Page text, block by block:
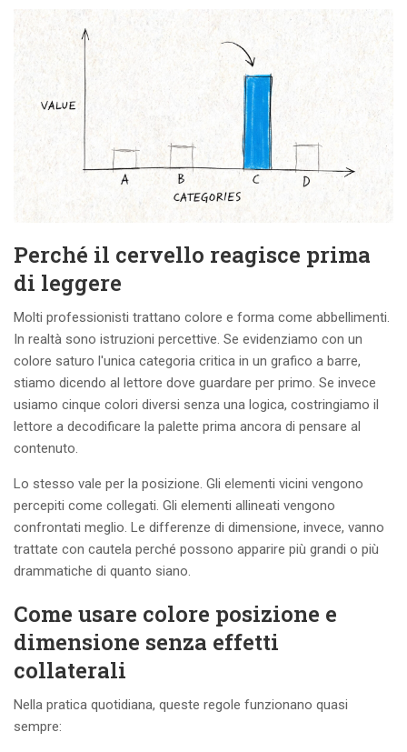
Perché il cervello reagisce prima
di leggere
Molti professionisti trattano colore e forma come abbellimenti.
In realtà sono istruzioni percettive. Se evidenziamo con un
colore saturo l'unica categoria critica in un grafico a barre,
stiamo dicendo al lettore dove guardare per primo. Se invece
usiamo cinque colori diversi senza una logica, costringiamo il
lettore a decodificare la palette prima ancora di pensare al
contenuto.
Lo stesso vale per la posizione. Gli elementi vicini vengono
percepiti come collegati. Gli elementi allineati vengono
confrontati meglio. Le differenze di dimensione, invece, vanno
trattate con cautela perché possono apparire più grandi o più
drammatiche di quanto siano.
Come usare colore posizione e
dimensione senza effetti
collaterali
Nella pratica quotidiana, queste regole funzionano quasi
sempre: